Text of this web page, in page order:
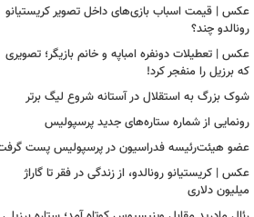
عکس | قیمت اسباب بازی‌های داخل تصویر کریستیانو
رونالدو چند؟
عکس | تعطیلات دونفره امباپه و خانم بازیگر؛ تصویری
که برزیل را منفجر کرد!
شوک بزرگ به استقلال در آستانه شروع لیگ برتر
رونمایی از شماره ستاره‌های جدید پرسپولیس
عضو هیئت‌رئیسه فدراسیون در پرسپولیس پست
عکس | کریستیانو رونالدو، از زندگی در فقر تا گاراژ
میلیون دلاری